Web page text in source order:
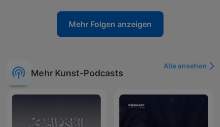
Mehr Folgen anzeigen
Mehr Kunst-Podcasts
Alle ansehen